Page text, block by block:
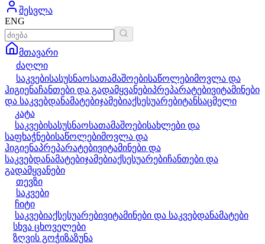
შესვლა
ENG
მთავარი
ძაღლი
საკვებისასუსნაოსათამაშოებისაწოლებიმოვლა და
ჰიგიენაჩანთები და გადამყვანებიპრეპარატებივიტამინები
და საკვებდანამატებიჯამებიაქსესუარებიტანსაცმელი
კატა
საკვებისასუსნაოსათამაშოებისახლები და
საფხაჭნებისაწოლებიმოვლა და
ჰიგიენაპრეპარატებივიტამინები და
საკვებდანამატებიჯამებიაქსესუარებიჩანთები და
გადამყვანები
თევზი
საკვები
ჩიტი
საკვებიაქსესუარებივიტამინები და საკვებდანამატები
სხვა ცხოველები
ზღვის გოჭიზაზუნა